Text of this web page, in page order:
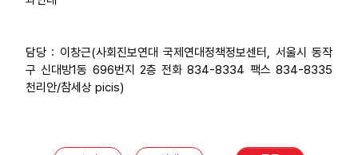
담당 : 이창근(사회진보연대 국제연대정책정보센터, 서울시 동작
구 신대방1동 696번지 2층 전화 834-8334 팩스 834-8335
천리안/참세상 picis)